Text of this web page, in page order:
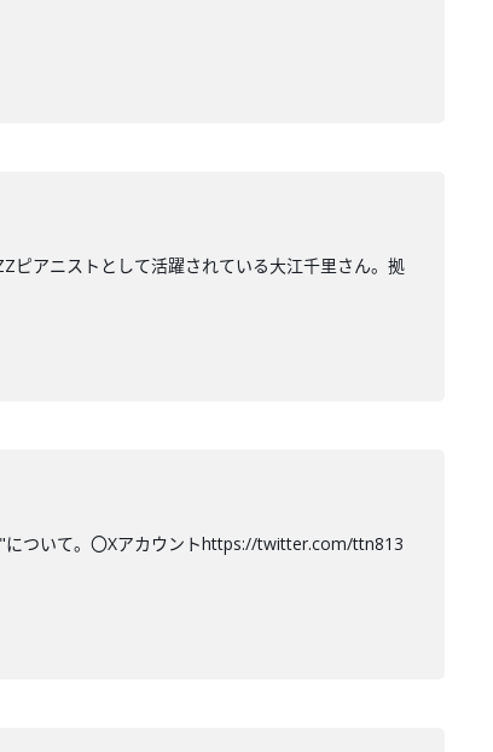
ピアニストとして活躍されている大江千里さん。拠
について。〇Xアカウントhttps://twitter.com/ttn813